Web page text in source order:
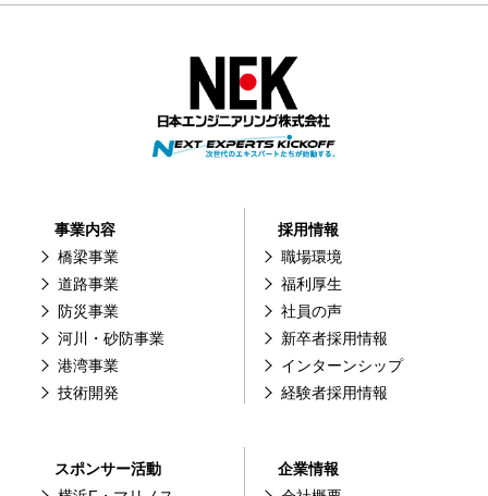
事業内容
橋梁事業
道路事業
防災事業
河川・砂防事業
港湾事業
技術開発
採用情報
職場環境
福利厚生
社員の声
新卒者採用情報
インターンシップ
経験者採用情報
スポンサー活動
企業情報